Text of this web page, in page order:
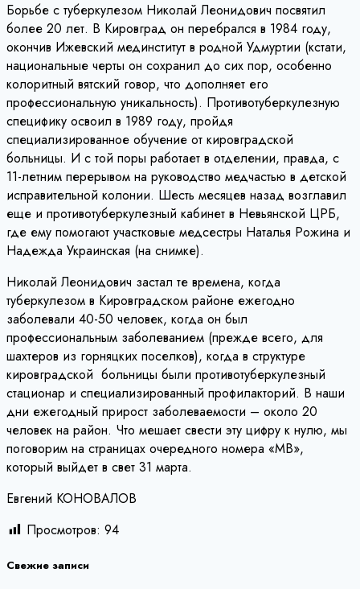
Борьбе с туберкулезом Николай Леонидович посвятил
более 20 лет. В Кировград он перебрался в 1984 году,
окончив Ижевский мединститут в родной Удмуртии (кстати,
национальные черты он сохранил до сих пор, особенно
колоритный вятский говор, что дополняет его
профессиональную уникальность). Противотуберкулезную
специфику освоил в 1989 году, пройдя
специализированное обучение от кировградской
больницы. И с той поры работает в отделении, правда, с
11-летним перерывом на руководство медчастью в детской
исправительной колонии. Шесть месяцев назад возглавил
еще и противотуберкулезный кабинет в Невьянской ЦРБ,
где ему помогают участковые медсестры Наталья Рожина и
Надежда Украинская (на снимке).
Николай Леонидович застал те времена, когда
туберкулезом в Кировградском районе ежегодно
заболевали 40-50 человек, когда он был
профессиональным заболеванием (прежде всего, для
шахтеров из горняцких поселков), когда в структуре
кировградской больницы были противотуберкулезный
стационар и специализированный профилакторий. В наши
дни ежегодный прирост заболеваемости – около 20
человек на район. Что мешает свести эту цифру к нулю, мы
поговорим на страницах очередного номера «МВ»,
который выйдет в свет 31 марта.
Евгений КОНОВАЛОВ
Просмотров: 94
Свежие записи